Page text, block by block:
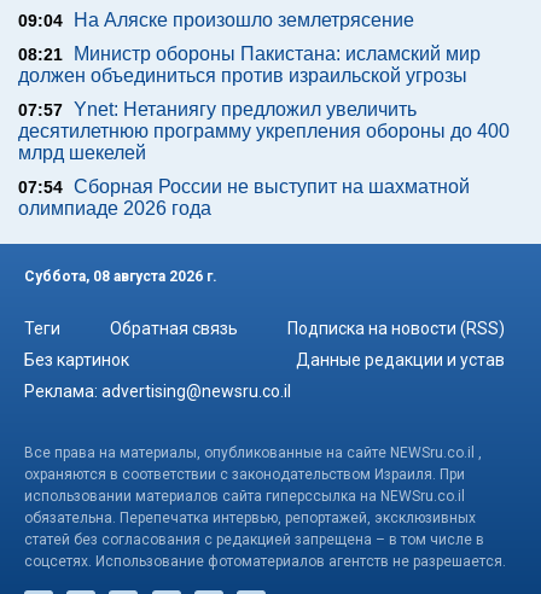
09:04 На Аляске произошло землетрясение
08:21
Министр обороны Пакистана: исламский мир
должен объединиться против израильской угрозы
07:57 Ynet: Нетаниягу предложил увеличить
десятилетнюю программу укрепления обороны до 400
млрд шекелей
07:54 Сборная России не выступит на шахматной
олимпиаде 2026 года
Суббота, 08 августа 2026 г.
Теги Обратная связь
Подписка на новости (RSS)
Без картинок
Данные редакции и устав
Реклама: advertising@newsru.co.il
Все права на материалы, опубликованные на сайте NEWSru.co.il ,
охраняются в соответствии с законодательством Израиля. При
использовании материалов сайта гиперссылка на NEWSru.co.il
обязательна. Перепечатка интервью, репортажей, эксклюзивных
статей без согласования с редакцией запрещена – в том числе в
соцсетях. Использование фотоматериалов агентств не разрешается.